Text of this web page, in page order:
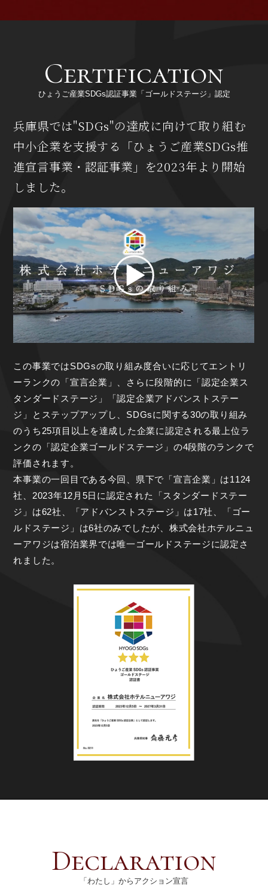
ひょうご産業SDGs認証事業「ゴールドステージ」認定
兵庫県では"SDGs"の達成に向けて取り組む
中小企業を支援する
「ひょうご産業SDGs推
進宣言事業・認証事業」を2023年より開始
しました。
この事業ではSDGsの取り組み度合いに応じてエントリ
ーランクの「宣言企業」、さらに段階的に「認定企業ス
タンダードステージ」「認定企業アドバンストステー
ジ」とステップアップし、SDGsに関する30の取り組み
のうち25項目以上を達成した企業に認定される最上位ラ
ンクの「認定企業ゴールドステージ」の4段階のランクで
評価されます。
本事業の一回目である今回、県下で「宣言企業」は1124
社、2023年12月5日に認定された「スタンダードステー
ジ」は62社、「アドバンストステージ」は17社、「ゴー
ルドステージ」は6社のみでしたが、株式会社ホテルニュ
ーアワジは宿泊業界では唯一ゴールドステージに認定さ
れました。
「わたし」からアクション宣言